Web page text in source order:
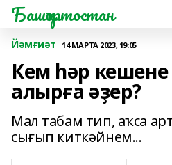
Башҡортостан
Йәмғиәт 14 МАРТА 2023, 19:05
Кем һәр
алырға әҙер?
Мал табам тип, аҡса
сығып киткәйнем...